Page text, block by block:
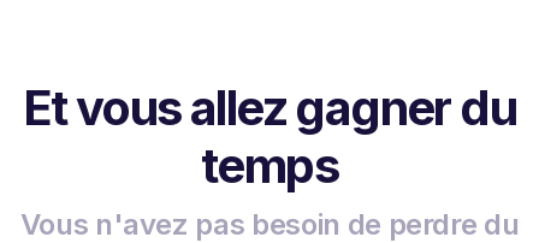
Et vous allez gagner du
temps
Vous n'avez pas besoin de perdre du